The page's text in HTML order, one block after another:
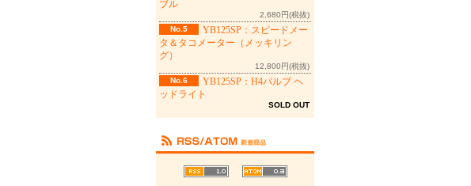
ブル
2,680円(税抜)
No.5
YB125SP：スピードメー
タ＆タコメーター（メッキリン
グ）
12,800円(税抜)
No.6
YB125SP：H4バルブ ヘ
ッドライト
SOLD OUT